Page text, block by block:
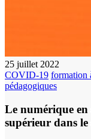
25 juillet 2022
COVID-19 formation
pédagogiques
Le numérique en
supérieur dans